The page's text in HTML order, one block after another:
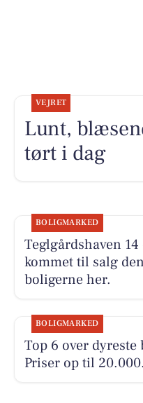
VEJRET
Lunt,
tørt i dag
BOLIGMARKED
Teglgårdshaven
kommet til salg
boligerne her.
BOLIGMARKED
Top 6 over
Priser op til